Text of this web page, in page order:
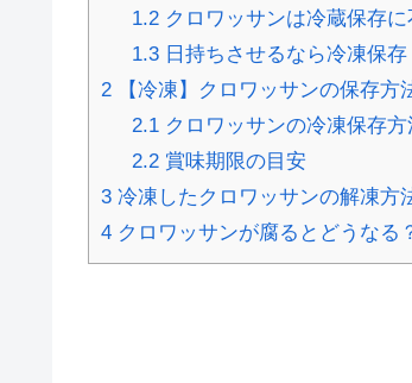
1.2クロワッサンは冷蔵保存に
1.3日持ちさせるなら冷凍保存
2 【冷凍】クロワッサンの保存方
2.1クロワッサンの冷凍保存方
2.2賞味期限の目安
3 冷凍したクロワッサンの解凍方
4 クロワッサンが腐るとどうなる